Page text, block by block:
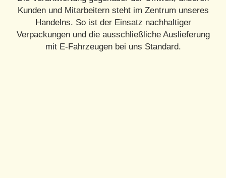
Kunden und Mitarbeitern steht im Zentrum unseres
Handelns. So ist der Einsatz nachhaltiger
Verpackungen und die ausschließliche Auslieferung
mit E-Fahrzeugen bei uns Standard.